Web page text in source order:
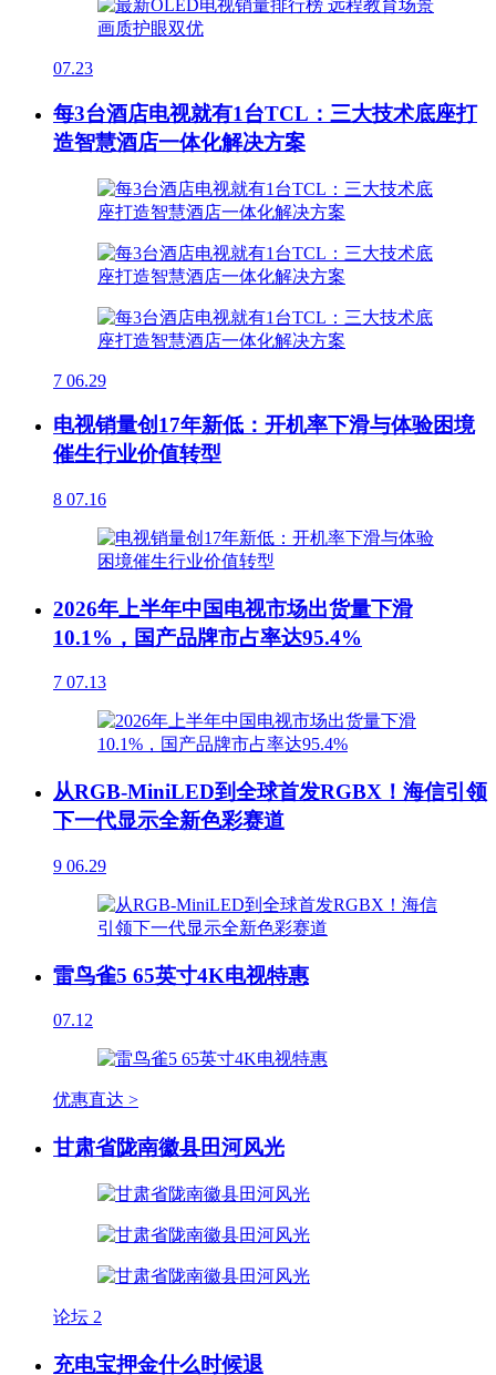
07.23
每3台酒店电视就有1台TCL：三大技术底座打
造智慧酒店一体化解决方案
7 06.29
电视销量创17年新低：开机率下滑与体验困境
催生行业价值转型
8 07.16
2026年上半年中国电视市场出货量下滑
10.1%，国产品牌市占率达95.4%
7 07.13
从RGB-MiniLED到全球首发RGBX！海信引领
下一代显示全新色彩赛道
9 06.29
雷鸟雀5 65英寸4K电视特惠
07.12
优惠直达 >
甘肃省陇南徽县田河风光
论坛 2
充电宝押金什么时候退